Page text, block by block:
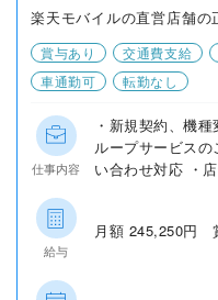
楽天モバイルの直営店舗の
賞与あり 交通費支給
車通勤可
転勤なし
仕事内容
・新規契約、機
ループサービス
い合わせ対応 ・
給与
月額 245,250円